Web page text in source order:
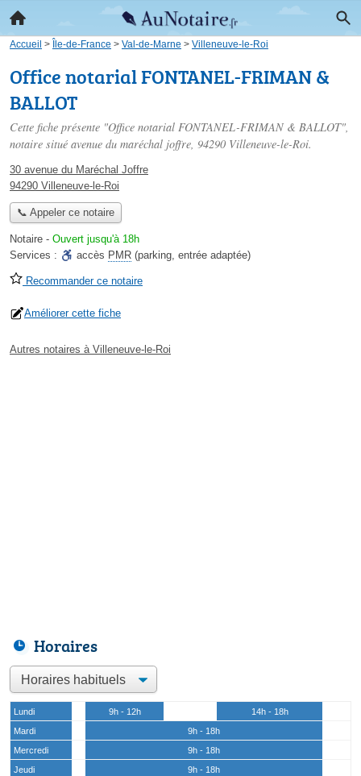
Accueil > Île-de-France > Val-de-Marne > Villeneuve-le-Roi
Office notarial FONTANEL-FRIMAN &
BALLOT
Cette fiche présente "Office notarial FONTANEL-FRIMAN & BALLOT",
notaire situé avenue du maréchal joffre, 94290 Villeneuve-le-Roi.
30 avenue du Maréchal Joffre
94290 Villeneuve-le-Roi
📞 Appeler ce notaire
Notaire - Ouvert jusqu'à 18h
Services :
accès PMR (parking, entrée adaptée)
Recommander ce notaire
Améliorer cette fiche
Autres notaires à Villeneuve-le-Roi
Horaires
Lundi 9h - 12h
14h - 18h
Mardi
9h - 18h
Mercredi
9h - 18h
Jeudi
9h - 18h